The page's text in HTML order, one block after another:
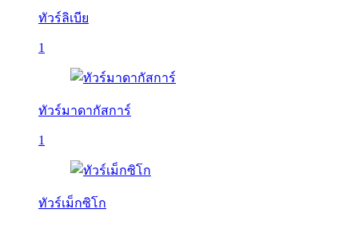
ทัวร์ลิเบีย
1
ทัวร์มาดากัสการ์
1
ทัวร์เม็กซิโก